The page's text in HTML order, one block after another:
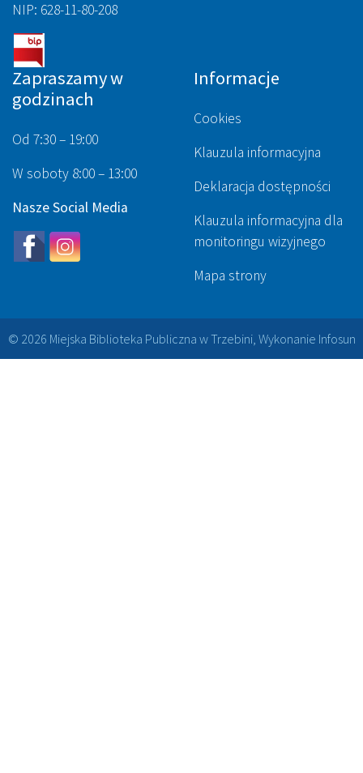
NIP: 628-11-80-208
Zapraszamy w
godzinach
Od 7:30 – 19:00
W soboty 8:00 – 13:00
Nasze Social Media
Informacje
Cookies
Klauzula informacyjna
Deklaracja dostępności
Klauzula informacyjna dla
monitoringu wizyjnego
Mapa strony
© 2026 Miejska Biblioteka Publiczna w Trzebini, Wykonanie Infosun